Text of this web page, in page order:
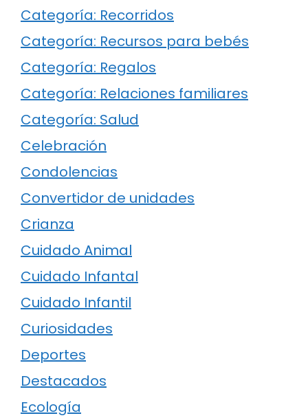
Categoría: Recorridos
Categoría: Recursos para bebés
Categoría: Regalos
Categoría: Relaciones familiares
Categoría: Salud
Celebración
Condolencias
Convertidor de unidades
Crianza
Cuidado Animal
Cuidado Infantal
Cuidado Infantil
Curiosidades
Deportes
Destacados
Ecología